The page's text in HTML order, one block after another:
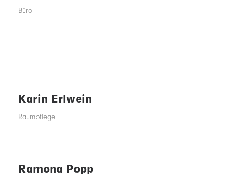
Büro
Karin Erlwein
Raumpflege
Ramona Popp